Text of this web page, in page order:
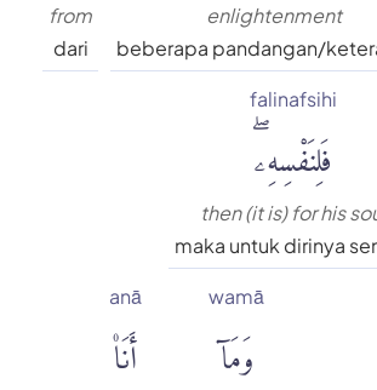
enlightenment
beberapa pandangan/
from
dari
falinafsihi
فَلِنَفْسِهِۦۖ
then (it is) for his
maka untuk dirinya
wamā
وَمَآ
anā
أَنَا۠